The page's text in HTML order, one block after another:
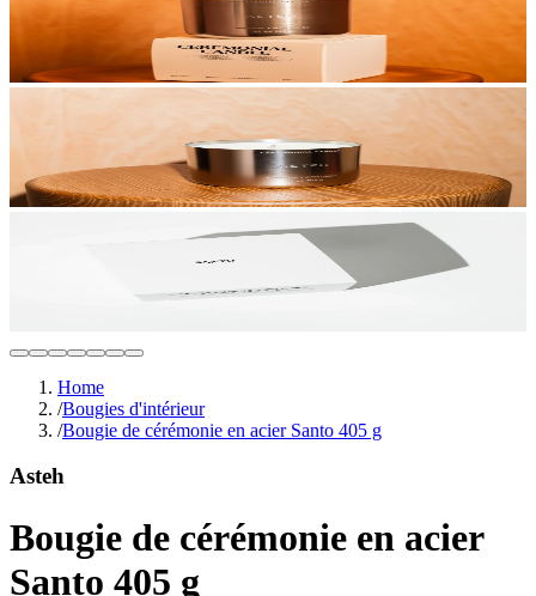
Home
/Bougies d'intérieur
/Bougie de cérémonie en acier Santo 405 g
Asteh
Bougie de cérémonie en acier
Santo 405 g